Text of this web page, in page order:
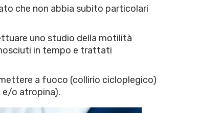
che non abbia subito particolari
uno studio della motilità
in tempo e trattati
a fuoco (collirio cicloplegico)
o atropina).